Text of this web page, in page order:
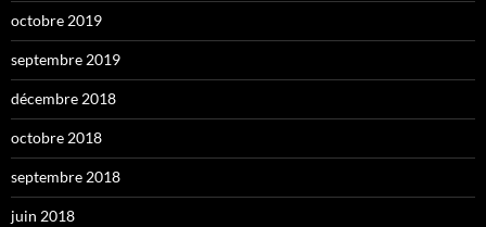
octobre 2019
septembre 2019
décembre 2018
octobre 2018
septembre 2018
juin 2018